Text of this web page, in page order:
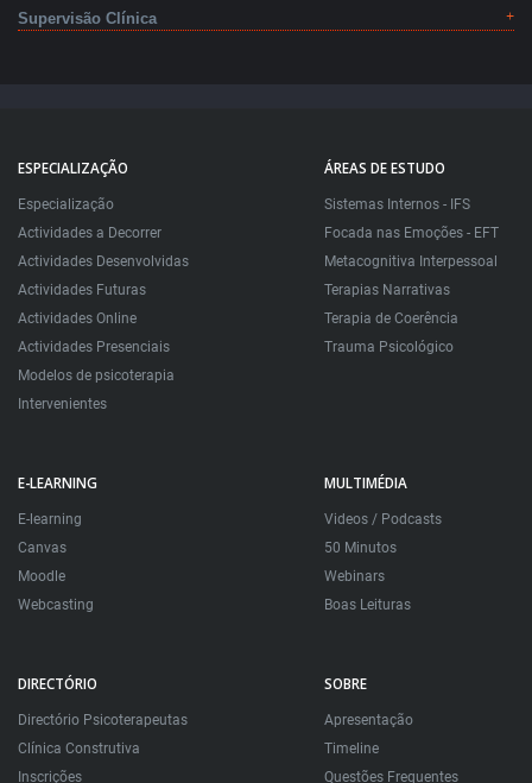
Supervisão Clínica
ESPECIALIZAÇÃO
Especialização
Actividades a Decorrer
Actividades Desenvolvidas
Actividades Futuras
Actividades Online
Actividades Presenciais
Modelos de psicoterapia
Intervenientes
ÁREAS DE ESTUDO
Sistemas Internos - IFS
Focada nas Emoções - EFT
Metacognitiva Interpessoal
Terapias Narrativas
Terapia de Coerência
Trauma Psicológico
E-LEARNING
E-learning
Canvas
Moodle
Webcasting
MULTIMÉDIA
Videos / Podcasts
50 Minutos
Webinars
Boas Leituras
DIRECTÓRIO
Directório Psicoterapeutas
Clínica Construtiva
Inscrições
SOBRE
Apresentação
Timeline
Questões Frequentes